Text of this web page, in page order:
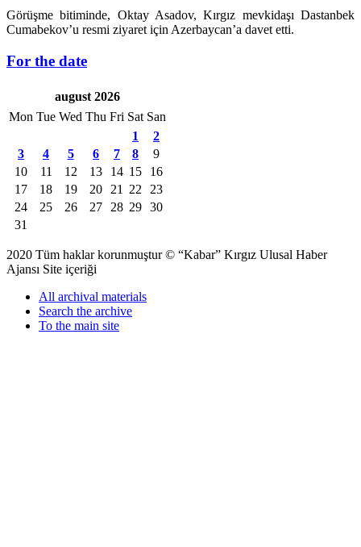
Görüşme bitiminde, Oktay Asadov, Kırgız mevkidaşı Dastanbek
Cumabekov’u resmi ziyaret için Azerbaycan’a davet etti.
For the date
august 2026
Mon Tue Wed Thu Fri Sat San
1
2
3
4 5 6 7 8
9
10
11 12 13 14 15
16
17
18 19 20 21 22
23
24
25 26 27 28 29 30
31
2020 Tüm haklar korunmuştur © “Kabar” Kırgız Ulusal Haber
Ajansı Site içeriği
All archival materials
Search the archive
To the main site